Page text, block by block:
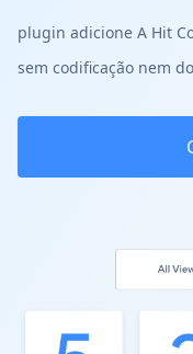
plugin adicione A Hit
sem codificação nem